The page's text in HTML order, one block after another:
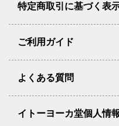
特定商取引に基づく表
ご利用ガイド
よくある質問
イトーヨーカ堂個人情